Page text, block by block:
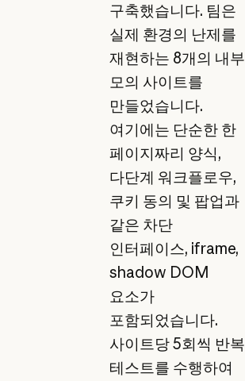
구축했습니다. 팀은
실제 환경의 난제를
재현하는 8개의 내부
모의 사이트를
만들었습니다.
여기에는 단순한 한
페이지짜리 양식,
다단계 워크플로우,
쿠키 동의 및 팝업과
같은 차단
인터페이스, iframe,
shadow DOM
요소가
포함되었습니다.
사이트당 5회씩 반복
테스트를 수행하여